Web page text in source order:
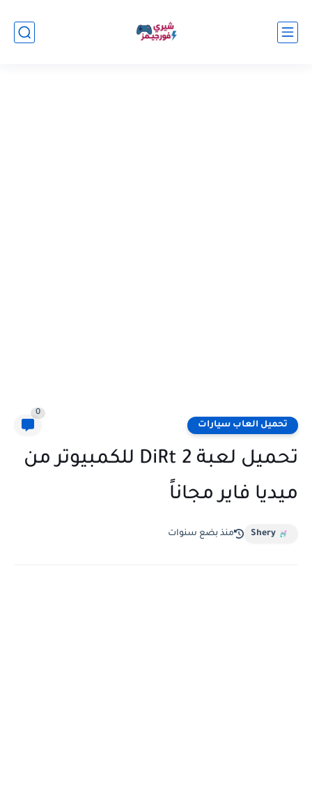
تحميل العاب سيارات
0
تحميل لعبة DiRt 2 للكمبيوتر من
ميديا فاير مجاناً
Shery منذ بضع سنوات